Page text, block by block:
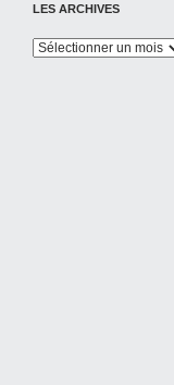
LES ARCHIVES
Les